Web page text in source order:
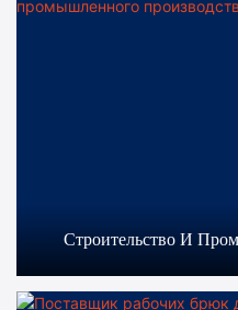
для оптовых закупок
Строительство И